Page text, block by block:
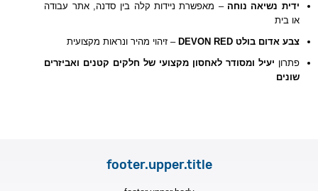
ידית נשיאה נוחה – מאפשרת ניידות קלה בין סדנה, אתר עבודה
או בית
צבע אדום בולט DEVON RED
– זיהוי מהיר ונראות מקצועית
פתרון יעיל ומסודר לאחסון מקצועי של חלקים קטנים ואביזרים
שונים
footer.upper.title